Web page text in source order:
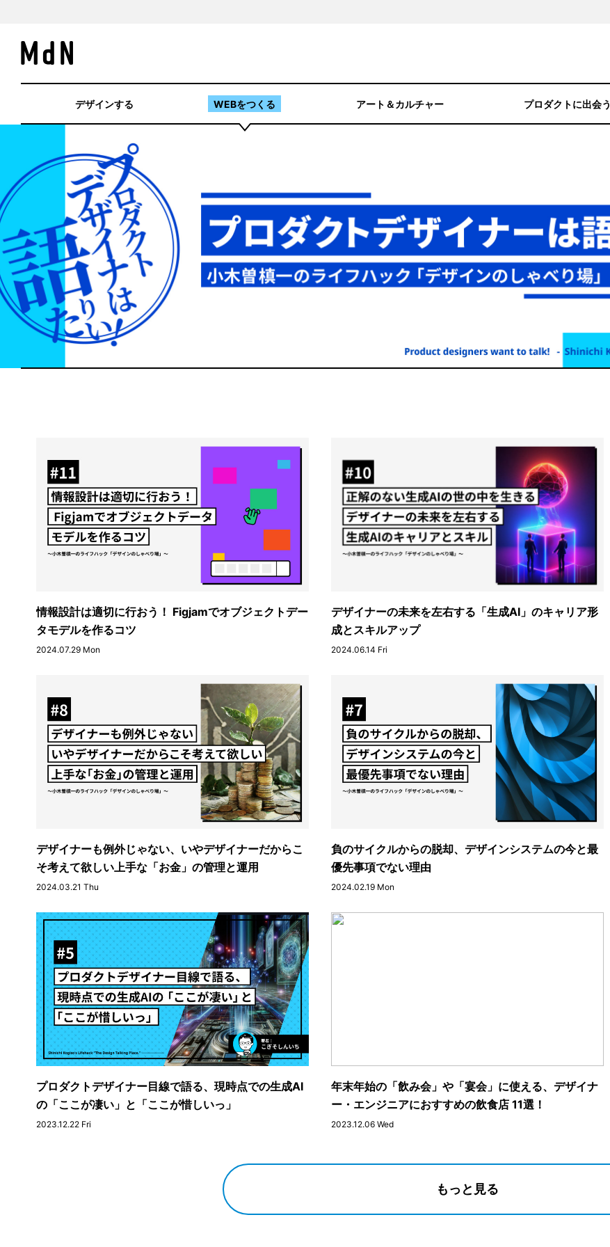
デザインする WEBをつくる アート＆カルチャー プロダクトに出会う
情報設計は適切に行おう！ Figjamでオブジェクトデー
タモデルを作るコツ
2024.07.29 Mon
デザイナーの未来を左右する「生成AI」のキャリア形
成とスキルアップ
2024.06.14 Fri
デザイナーも例外じゃない、いやデザイナーだからこ
そ考えて欲しい上手な「お金」の管理と運用
2024.03.21 Thu
負のサイクルからの脱却、デザインシステムの今と最
優先事項でない理由
2024.02.19 Mon
プロダクトデザイナー目線で語る、現時点での生成AI
の「ここが凄い」と「ここが惜しいっ」
2023.12.22 Fri
年末年始の「飲み会」や「宴会」に使える、デザイナ
ー・エンジニアにおすすめの飲食店 11選！
2023.12.06 Wed
もっと見る